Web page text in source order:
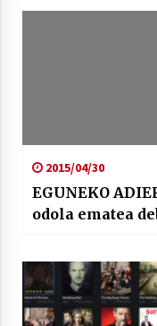
2015/04/30
EGUNEKO
odola ematea